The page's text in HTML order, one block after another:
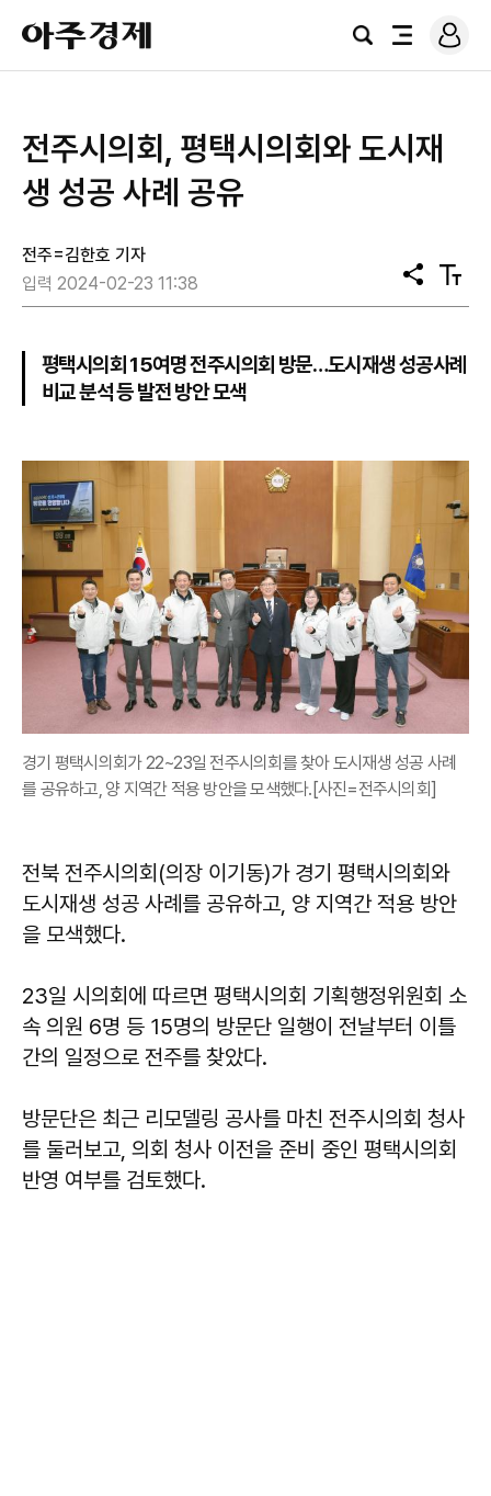
아
주
경
검
전
로
그
전주시의회, 평택시의회와 도시재
생 성공 사례 공유
전주=김한호 기자
입력 2024-02-23 11:38
공
유
텍
스
기
평택시의회 15여명 전주시의회 방문…도시재생 성공사례
비교 분석 등 발전 방안 모색
경기 평택시의회가 22~23일 전주시의회를 찾아 도시재생 성공 사례
를 공유하고, 양 지역간 적용 방안을 모색했다.[사진=전주시의회]
전북 전주시의회(의장 이기동)가 경기 평택시의회와
도시재생 성공 사례를 공유하고, 양 지역간 적용 방안
을 모색했다.
23일 시의회에 따르면 평택시의회 기획행정위원회 소
속 의원 6명 등 15명의 방문단 일행이 전날부터 이틀
간의 일정으로 전주를 찾았다.
방문단은 최근 리모델링 공사를 마친 전주시의회 청사
를 둘러보고, 의회 청사 이전을 준비 중인 평택시의회
반영 여부를 검토했다.